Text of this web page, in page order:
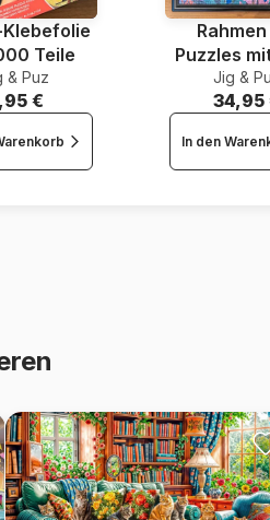
Teile
& Puz
€
Puzzles
Jig &
34,95
In den